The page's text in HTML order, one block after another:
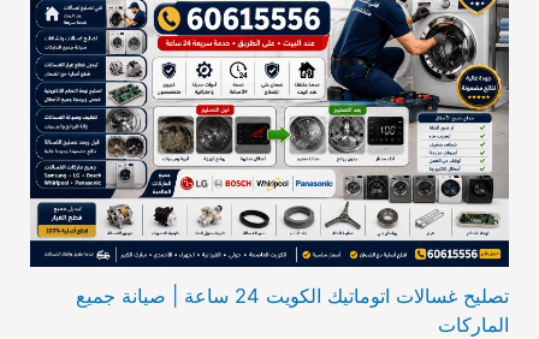
تصليح غسالات اتوماتيك الكويت 24 ساعة | صيانة جميع
الماركات